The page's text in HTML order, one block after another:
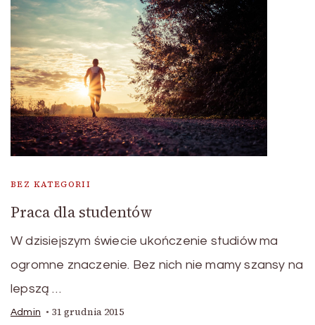
BEZ KATEGORII
Praca dla studentów
W dzisiejszym świecie ukończenie studiów ma
ogromne znaczenie. Bez nich nie mamy szansy na
lepszą …
Admin 31 grudnia 2015